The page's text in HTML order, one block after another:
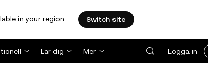
in your region. Switch site
Lär dig Mer Logga in